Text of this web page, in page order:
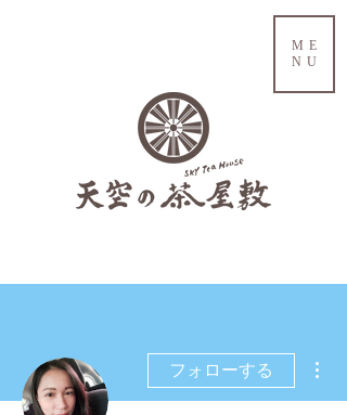
ME
NU
フォローする